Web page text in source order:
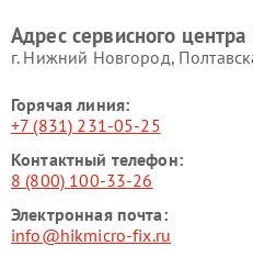
Адрес сервисного
г. Нижний Новгород,
Горячая линия:
+7 (831) 231-05-25
Контактный телефон:
8 (800) 100-33-26
Электронная почта:
info@hikmicro-fix.ru